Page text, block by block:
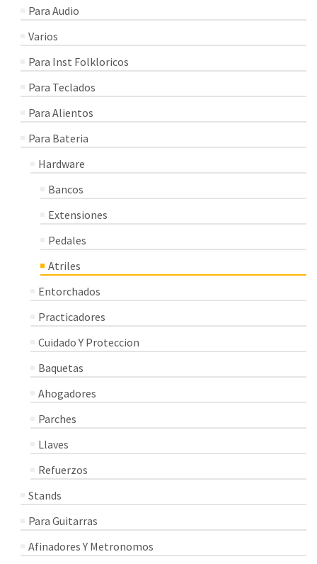
Para Audio
Varios
Para Inst Folkloricos
Para Teclados
Para Alientos
Para Bateria
Hardware
Bancos
Extensiones
Pedales
Atriles
Entorchados
Practicadores
Cuidado Y Proteccion
Baquetas
Ahogadores
Parches
Llaves
Refuerzos
Stands
Para Guitarras
Afinadores Y Metronomos